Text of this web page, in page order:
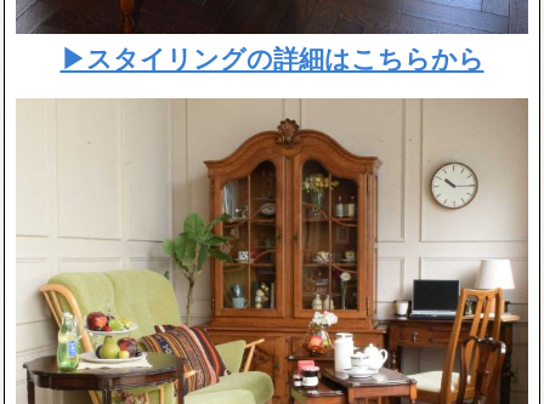
▶スタイリングの詳細はこちらから